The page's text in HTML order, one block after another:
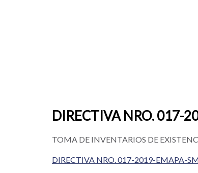
DIRECTIVA NRO. 017-
TOMA DE INVENTARIOS DE
DIRECTIVA NRO. 017-2019-EMAPA-